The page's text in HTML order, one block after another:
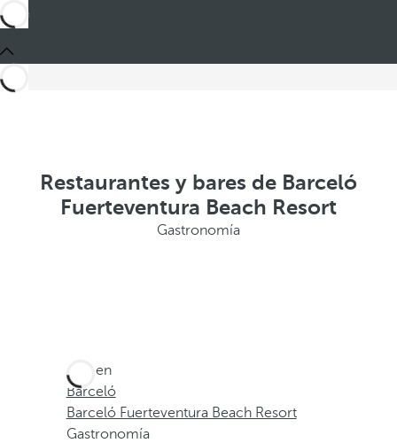
Restaurantes y bares de Barceló
Fuerteventura Beach Resort
Gastronomía
Está en
Barceló
Barceló Fuerteventura Beach Resort
Gastronomía